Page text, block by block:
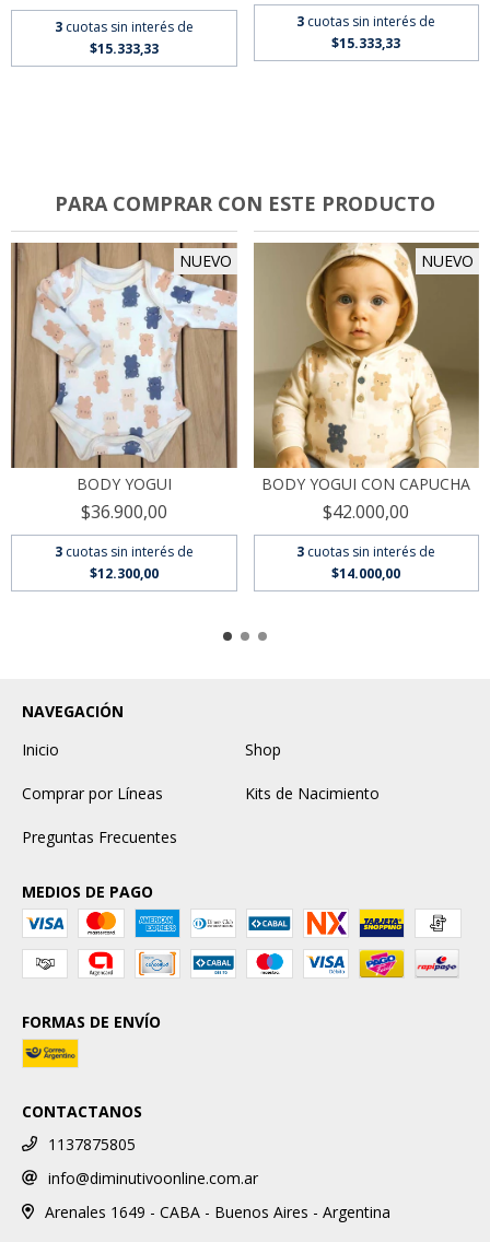
3 cuotas sin interés de
$15.333,33
3 cuotas sin interés de
$15.333,33
PARA COMPRAR CON ESTE PRODUCTO
NUEVO
BODY YOGUI
$36.900,00
3 cuotas sin interés de
$12.300,00
NUEVO
BODY YOGUI CON CAPUCHA
$42.000,00
3 cuotas sin interés de
$14.000,00
NAVEGACIÓN
Inicio
Shop
Comprar por Líneas Kits de Nacimiento
Preguntas Frecuentes
MEDIOS DE PAGO
FORMAS DE ENVÍO
CONTACTANOS
1137875805
info@diminutivoonline.com.ar
Arenales 1649 - CABA - Buenos Aires - Argentina